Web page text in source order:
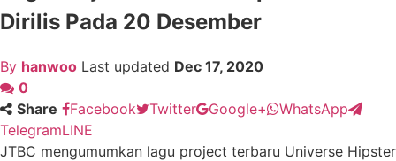
Dirilis Pada 20 Desember
By hanwoo Last updated Dec 17, 2020
0
Share
Facebook Twitter Google+
WhatsApp
TelegramLINE
JTBC mengumumkan lagu project terbaru Universe Hipster